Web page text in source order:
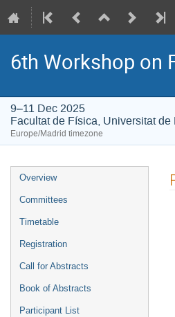
6th Workshop on
9–11 Dec 2025
Facultat de Física, Universitat de
Europe/Madrid timezone
Event
menu
Overview
Committees
Timetable
Registration
Call for Abstracts
Book of Abstracts
Participant List